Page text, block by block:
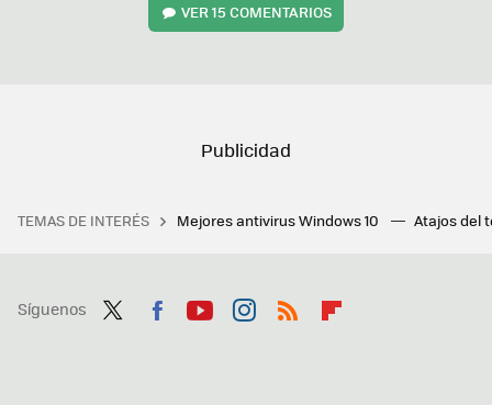
VER15 COMENTARIOS
TEMAS DE INTERÉS Mejores antivirus Windows 10 Atajos del
Síguenos